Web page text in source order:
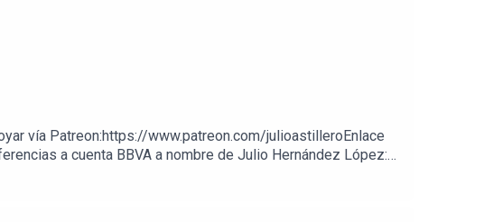
vía Patreon:https://www.patreon.com/julioastilleroEnlace
a cuenta BBVA a nombre de Julio Hernández López: